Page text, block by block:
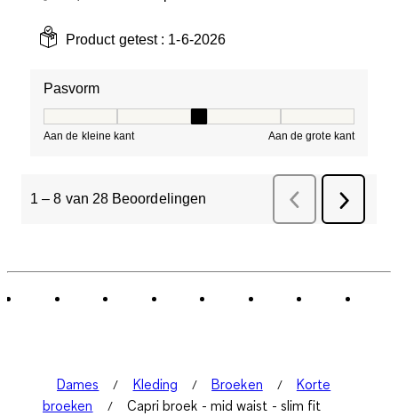
Product getest : 1-6-2026
Pasvorm
Aan de kleine kant Aan de grote kant
1 – 8 van 28 Beoordelingen Vorige
Dames Kleding Broeken
Korte
broeken
Capri broek - mid waist - slim fit